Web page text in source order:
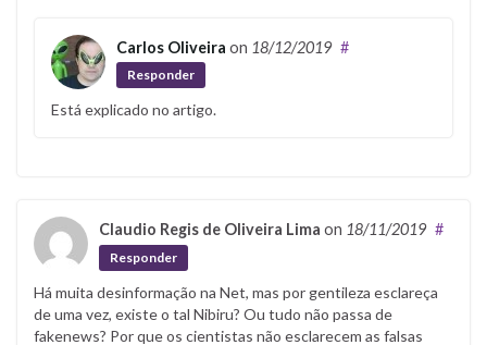
Carlos Oliveira on 18/12/2019 #
Responder
Está explicado no artigo.
Claudio Regis de Oliveira Lima on 18/11/2019 #
Responder
Há muita desinformação na Net, mas por gentileza esclareça
de uma vez, existe o tal Nibiru? Ou tudo não passa de
fakenews? Por que os cientistas não esclarecem as falsas